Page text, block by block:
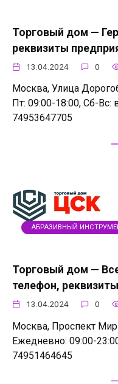
Торговый дом —
реквизиты
13.04.2024 0
Москва, Улица
Пт: 09:00-18:00, Сб-Вс:
74953647705
АБРАЗИВНЫЙ
Торговый дом —
телефон,
13.04.2024 0
Москва, Проспект
Ежедневно: 09:00-
74951464645